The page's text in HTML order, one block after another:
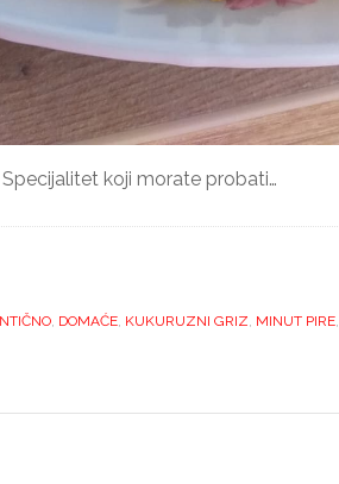
koji morate probati…
, DOMAĆE, KUKURUZNI GRIZ, MINUT PIRE,